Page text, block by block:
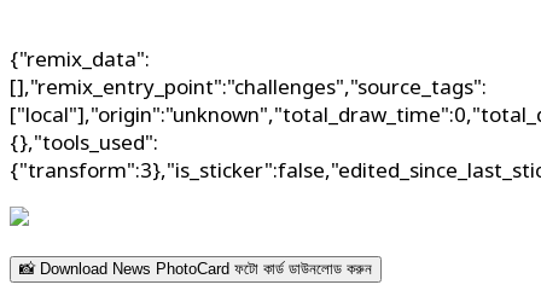
{"remix_data":
[],"remix_entry_point":"challenges","source_tags":
{},"tools_used":
📸 Download News PhotoCard ফটো কার্ড ডাউনলোড করুন